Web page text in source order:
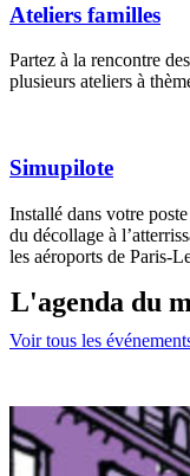
Ateliers familles
Partez à la rencontre
plusieurs ateliers à
Simupilote
Installé dans votre
du décollage à
les aéroports de Paris-
L'agenda du
Voir tous les